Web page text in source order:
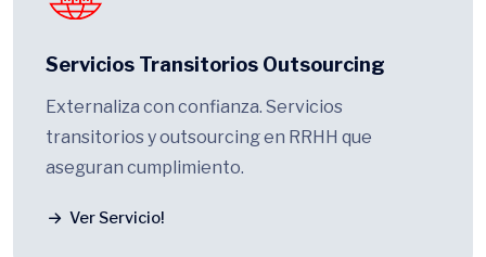
Servicios Transitorios Outsourcing
Externaliza con confianza. Servicios
transitorios y outsourcing en RRHH que
aseguran cumplimiento.
Ver Servicio!